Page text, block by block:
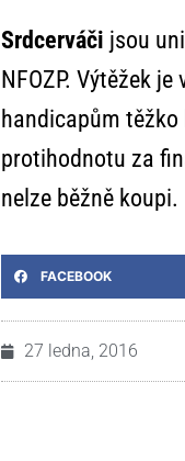
Srdcerváči jsou
NFOZP. Výtěžek
handicapům
protihodnotu za
nelze běžně koupi.
FACEBOOK
27 ledna, 2016